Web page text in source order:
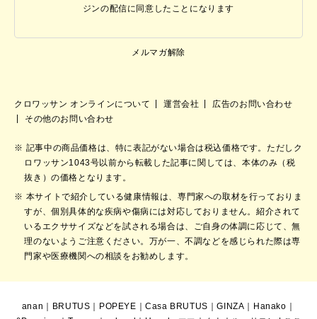
ジンの配信に同意したことになります
メルマガ解除
クロワッサン オンラインについて 運営会社
広告のお問い合わせ
その他のお問い合わせ
記事中の商品価格は、特に表記がない場合は税込価格です。ただしク
ロワッサン1043号以前から転載した記事に関しては、本体のみ（税
抜き）の価格となります。
本サイトで紹介している健康情報は、専門家への取材を行っておりま
すが、個別具体的な疾病や傷病には対応しておりません。紹介されて
いるエクササイズなどを試される場合は、ご自身の体調に応じて、無
理のないようご注意ください。万が一、不調などを感じられた際は専
門家や医療機関への相談をお勧めします。
anan BRUTUS POPEYE ｜Casa BRUTUS ｜GINZA Hanako